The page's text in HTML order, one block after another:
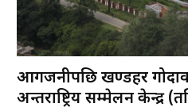
आगजनीपछि खण्डहर
अन्तर्राष्ट्रिय सम्मेलन केन्द्र